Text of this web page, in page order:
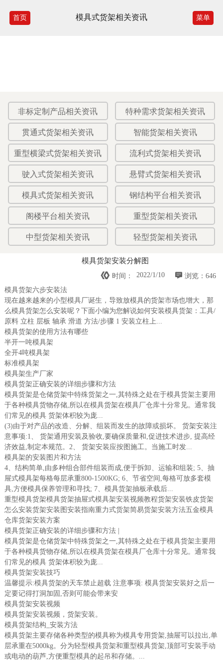
首页 模具式货架相关资讯 菜单
非标定制产品相关资讯 特种需求货架相关资讯
贯通式货架相关资讯 智能货架相关资讯
重型横梁式货架相关资讯 流利式货架相关资讯
驶入式货架相关资讯 悬臂式货架相关资讯
模具式货架相关资讯 钢结构平台相关资讯
阁楼平台相关资讯 重型货架相关资讯
中型货架相关资讯 轻型货架相关资讯
模具货架安装分解图
 浏览：646
 时间：
2022/1/10
模具货架六步安装法
现在越来越来的小型模具厂诞生，导致放模具的货架市场也增大，那
么模具货架怎么安装呢？下面小编为您解说如何安装模具货架：工具/
原料 立柱 层板 轴承 滑道 方法/步骤 1 安装立柱上...
模具货架的使用方法有哪些
半开一吨模具架
全开4吨模具架
标准模具架
模具架生产厂家
模具货架正确安装的详细步骤和方法
模具货架是仓储货架中特殊货架之一,其特殊之处在于模具货架主要用
于各种模具货物存储,所以在模具货架在模具厂仓库十分常见。通常我
们常见的模具 货架体积较为庞...
(3)由于对产品的改造、分解、组装而发生的故障或损坏。 货架安装注
意事项:1、 货架通用安装及验收,要确保质量和,促进技术进步, 提高经
济效益,制定本规范。2、 货架安装应按图施工。当施工时发...
模具架的安装图片和方法
4、结构简单,由多种组合部件组装而成,便于拆卸、运输和组装; 5、抽
屉式模具架每格每层承重800-1500KG; 6、节省空间,每格可放多套模
具,方便模具保养管理和寻找; 7、模具货架抽板承载后...
重型模具货架模具货架抽屉式模具架安装视频教程货架安装铁皮货架
怎么安装货架安装图安装指南重力式货架简易货架安装方法五金模具
仓库货架安装方案
模具货架正确安装的详细步骤和方法 |
模具货架是仓储货架中特殊货架之一,其特殊之处在于模具货架主要用
于各种模具货物存储,所以在模具货架在模具厂仓库十分常见。通常我
们常见的模具 货架体积较为庞...
模具货架安装技巧
温馨提示:模具货架的天车禁止超载 注意事项: 模具货架安装好之后一
定要记得打洞加固,否则可能会带来安
模具货架安装视频
模具货架安装视频，货架安装。
模具货架结构_安装方法
模具货架主要存储各种类型的模具称为模具专用货架,抽屉可以拉出,单
层承重在5000kg。分为轻型模具货架和重型模具货架,顶部可安装手动
或电动的葫芦,方便重型模具的起吊和存储。...